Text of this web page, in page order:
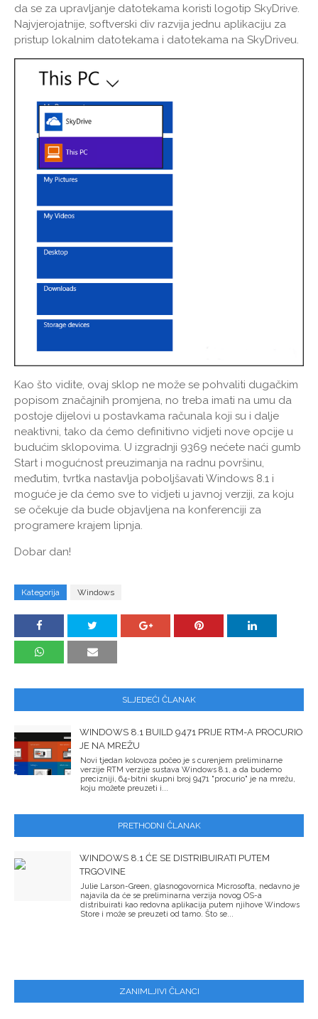
da se za upravljanje datotekama koristi logotip SkyDrive.
Najvjerojatnije, softverski div razvija jednu aplikaciju za
pristup lokalnim datotekama i datotekama na SkyDriveu.
Kao što vidite, ovaj sklop ne može se pohvaliti dugačkim
popisom značajnih promjena, no treba imati na umu da
postoje dijelovi u postavkama računala koji su i dalje
neaktivni, tako da ćemo definitivno vidjeti nove opcije u
budućim sklopovima. U izgradnji 9369 nećete naći gumb
Start i mogućnost preuzimanja na radnu površinu,
međutim, tvrtka nastavlja poboljšavati Windows 8.1 i
moguće je da ćemo sve to vidjeti u javnoj verziji, za koju
se očekuje da bude objavljena na konferenciji za
programere krajem lipnja.
Dobar dan!
Kategorija Windows
SLJEDEĆI ČLANAK
WINDOWS 8.1 BUILD 9471 PRIJE RTM-A PROCURIO
JE NA MREŽU
Novi tjedan kolovoza počeo je s curenjem preliminarne
verzije RTM verzije sustava Windows 8.1, a da budemo
precizniji, 64-bitni skupni broj 9471 "procurio" je na mrežu,
koju možete preuzeti i...
PRETHODNI ČLANAK
WINDOWS 8.1 ĆE SE DISTRIBUIRATI PUTEM
TRGOVINE
Julie Larson-Green, glasnogovornica Microsofta, nedavno je
najavila da će se preliminarna verzija novog OS-a
distribuirati kao redovna aplikacija putem njihove Windows
Store i može se preuzeti od tamo. Što se...
ZANIMLJIVI ČLANCI